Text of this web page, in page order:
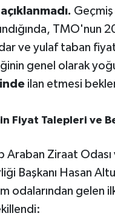
açıklanmadı. Geçmiş
TMO'nun
ve yulaf taban
genel olarak
ilan etmesi
Fiyat Talepleri ve
Araban Ziraat Odası
Başkanı Hasan
odalarından gelen